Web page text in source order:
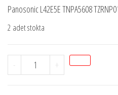
Panosonic L42E5E TNPA5608
2 adet stokta
-
Stok
P0016
+